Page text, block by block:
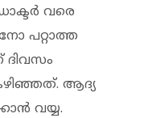
വരെ
പറ്റാത്ത
ആദ്യ
വയ്യ.